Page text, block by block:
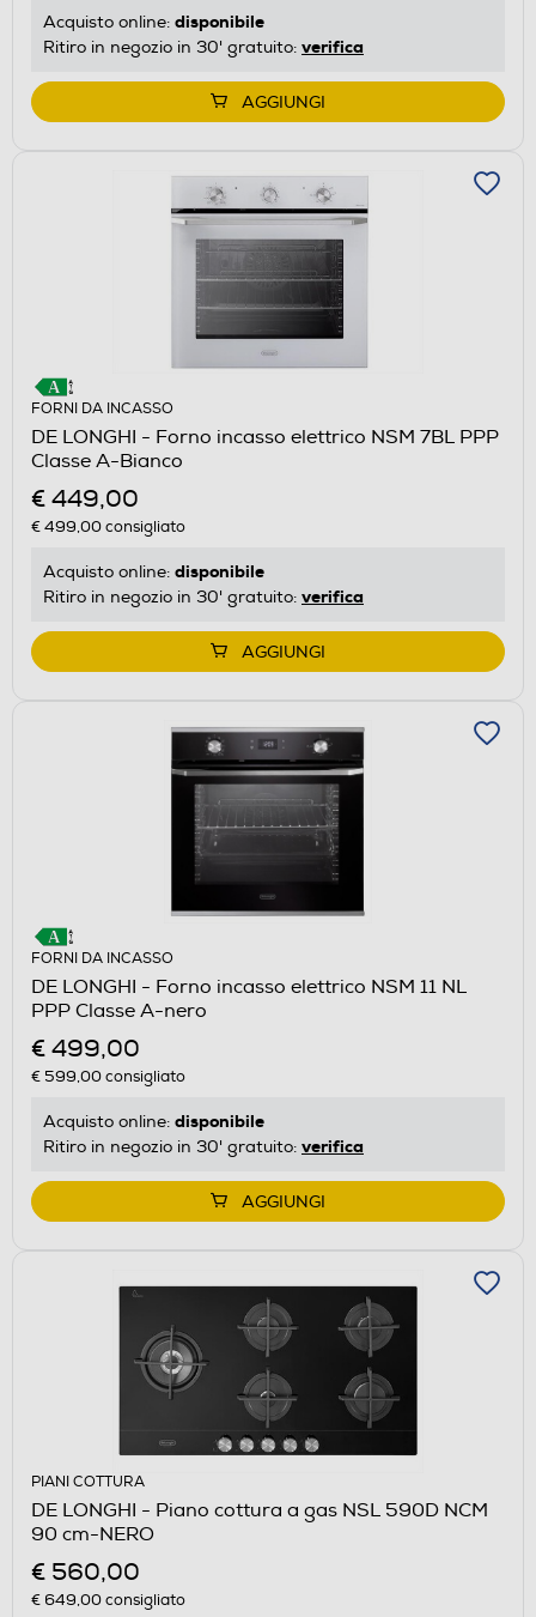
Acquisto online: disponibile
Ritiro in negozio in 30' gratuito: verifica
AGGIUNGI
FORNI DA INCASSO
DE LONGHI - Forno incasso elettrico NSM 7BL PPP
Classe A-Bianco
€ 449,00
€ 499,00consigliato
Acquisto online: disponibile
Ritiro in negozio in 30' gratuito: verifica
AGGIUNGI
FORNI DA INCASSO
DE LONGHI - Forno incasso elettrico NSM 11 NL
PPP Classe A-nero
€ 499,00
€ 599,00consigliato
Acquisto online: disponibile
Ritiro in negozio in 30' gratuito: verifica
AGGIUNGI
PIANI COTTURA
DE LONGHI - Piano cottura a gas NSL 590D NCM
90 cm-NERO
€ 560,00
€ 649,00consigliato